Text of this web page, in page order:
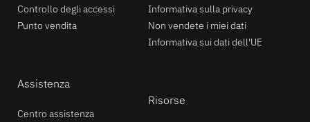
Controllo degli accessi
Punto vendita
Assistenza
Centro assistenza
Informativa sulla privacy
Non vendete i miei dati
Informativa sui dati dell'UE
Risorse